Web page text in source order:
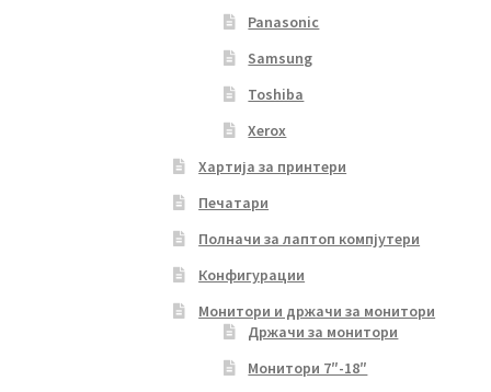
Panasonic
Samsung
Toshiba
Xerox
Хартија за принтери
Печатари
Полначи за лаптоп компјутери
Конфигурации
Монитори и држачи за монитори
Држачи за монитори
Монитори 7″-18″